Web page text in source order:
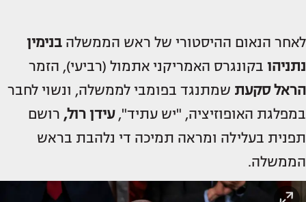
לאחר הנאום ההיסטורי של ראש הממשלה בנימין
נתניהו בקונגרס האמריקני אתמול (רביעי), הזמר
הראל סקעת שמתנגד בפומבי לממשלה, ונשוי לחבר
במפלגת האופוזיציה, "יש עתיד",עידן רול, רושם
תפנית בעלילה ומראה תמיכה די נלהבת בראש
הממשלה.